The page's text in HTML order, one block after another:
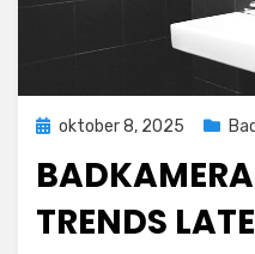
Geplaatst
oktober 8, 2025
TRENDS